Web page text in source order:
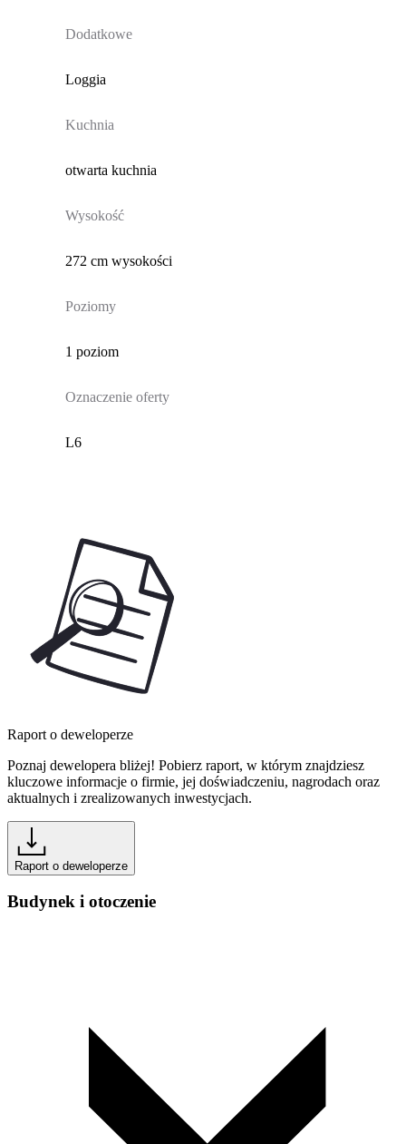
Dodatkowe
Loggia
Kuchnia
otwarta kuchnia
Wysokość
272 cm wysokości
Poziomy
1 poziom
Oznaczenie oferty
L6
Raport o deweloperze
Poznaj dewelopera bliżej! Pobierz raport, w którym znajdziesz
kluczowe informacje o firmie, jej doświadczeniu, nagrodach oraz
aktualnych i zrealizowanych inwestycjach.
Raport o deweloperze
Budynek i otoczenie